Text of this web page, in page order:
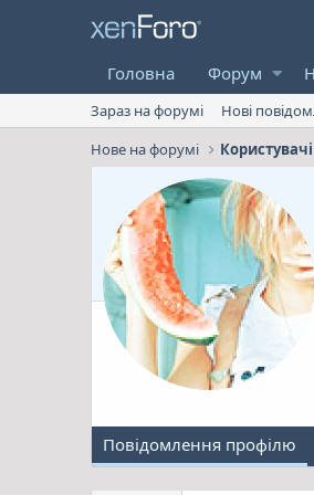
Головна Форум
Зараз на форумі Нові
Нове на форумі
Користувачі
Повідомлення профілю